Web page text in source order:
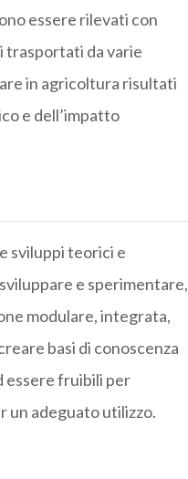
essere rilevati con
trasportati da varie
in agricoltura risultati
e dell’impatto
sviluppi teorici e
e sperimentare,
modulare, integrata,
basi di conoscenza
essere fruibili per
un adeguato utilizzo.